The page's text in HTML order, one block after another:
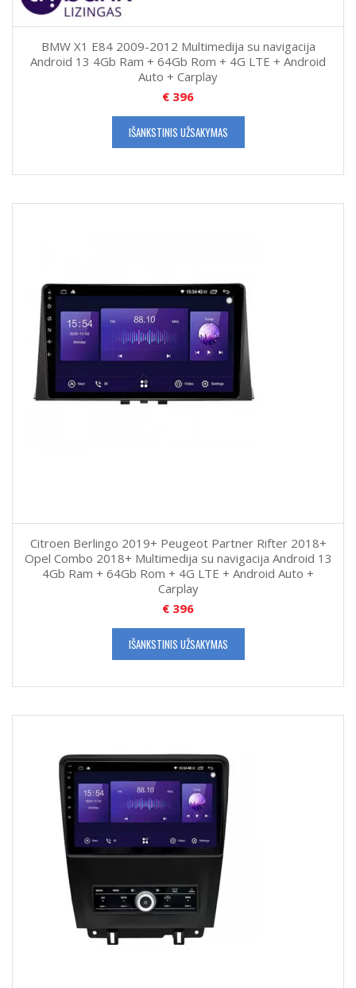
BMW X1 E84 2009-2012 Multimedija su navigacija
Android 13 4Gb Ram + 64Gb Rom + 4G LTE + Android
Auto + Carplay
€ 396
IŠANKSTINIS UŽSAKYMAS
Citroen Berlingo 2019+ Peugeot Partner Rifter 2018+
Opel Combo 2018+ Multimedija su navigacija Android 13
4Gb Ram + 64Gb Rom + 4G LTE + Android Auto +
Carplay
€ 396
IŠANKSTINIS UŽSAKYMAS